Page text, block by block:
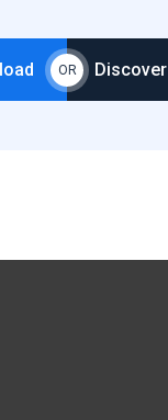
OR Discover